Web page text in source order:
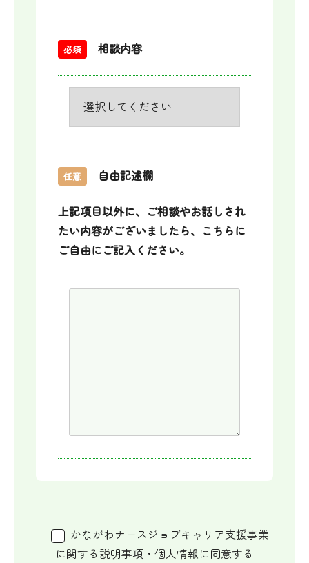
必須 相談内容
任意 自由記述欄
上記項目以外に、ご相談やお話しされ
たい内容がございましたら、こちらに
ご自由にご記入ください。
かながわナースジョブキャリア支援事業
に関する説明事項・個人情報に同意する